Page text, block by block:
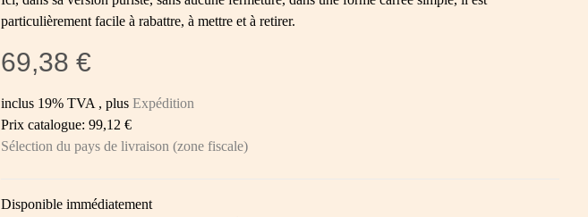
particulièrement facile à rabattre, à mettre et à retirer.
69,38 €
inclus 19% TVA , plus Expédition
Prix catalogue: 99,12 €
Sélection du pays de livraison (zone fiscale)
Disponible immédiatement